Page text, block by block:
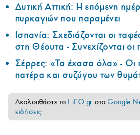
Δυτική Αττική: Η επόμενη
πυρκαγιών που παραμένει
Ισπανία: Σχεδιάζονται οι
στη Θέουτα - Συνεχίζονται
Σέρρες: «Τα έχασα όλα» - Οι
πατέρα και συζύγου των
Ακολουθήστε το LiFO.gr στοGoogle
ειδήσεις